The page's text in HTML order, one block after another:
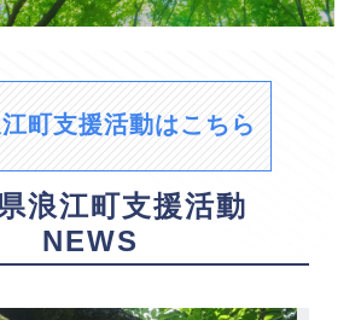
町支援活動はこちら
浪江町支援活動
NEWS